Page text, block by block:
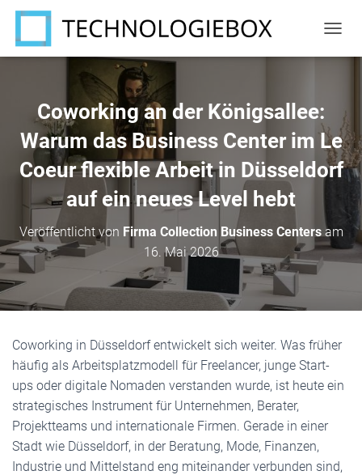
A
I
O
N
Coworking an der Königsallee:
Warum das Business Center im Le
Coeur flexible Arbeit in Düsseldorf
auf ein neues Level hebt
Veröffentlicht von Firma Collection Business Centersam
16. Mai 2026
Coworking in Düsseldorf entwickelt sich weiter. Was früher
häufig als Arbeitsplatzmodell für Freelancer, junge Start-
ups oder digitale Nomaden verstanden wurde, ist heute ein
strategisches Instrument für Unternehmen, Berater,
Projektteams und internationale Firmen. Gerade in einer
Stadt wie Düsseldorf, in der Beratung, Mode, Finanzen,
Industrie und Mittelstand eng miteinander verbunden sind,